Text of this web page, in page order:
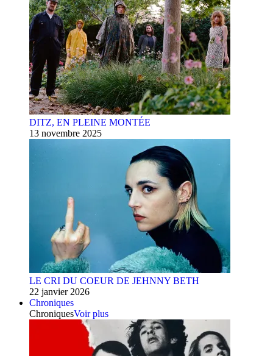
DITZ, EN PLEINE MONTÉE
13 novembre 2025
LE CRI DU COEUR DE JEHNNY BETH
22 janvier 2026
Chroniques
ChroniquesVoir plus